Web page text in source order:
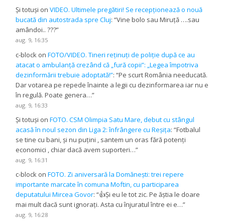
Și totuși onVIDEO. Ultimele pregătiri! Se recepționează o nouă
bucată din autostrada spre Cluj: “Vine bolo sau Miruță ….sau
amândoi.. ???”
aug. 9, 16:35
c-block onFOTO/VIDEO. Tineri reținuți de poliție după ce au
atacat o ambulanță crezând că „fură copii”: „Legea împotriva
dezinformării trebuie adoptată!”: “Pe scurt România needucată.
Dar votarea pe repede înainte a legii cu dezinformarea iar nu e
în regulă. Poate genera…”
aug. 9, 16:33
Și totuși onFOTO. CSM Olimpia Satu Mare, debut cu stângul
acasă în noul sezon din Liga 2: înfrângere cu Reșița: “Fotbalul
se tine cu bani, și nu puțini , santem un oras fără potenți
economici , chiar dacă avem suporteri…”
aug. 9, 16:31
c-block onFOTO. Zi aniversară la Domănești: trei repere
importante marcate în comuna Moftin, cu participarea
deputatului Mircea Govor: “👍Și eu le tot zic. Pe ăștia le doare
mai mult dacă sunt ignorați. Asta cu înjuratul între ei e…”
aug. 9, 16:28